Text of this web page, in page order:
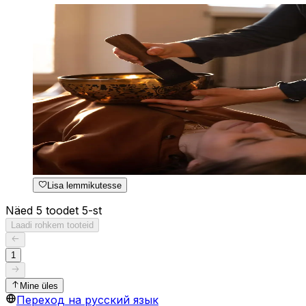
Lisa lemmikutesse
Näed 5 toodet 5-st
Laadi rohkem tooteid
1
Mine üles
Переход на русский язык